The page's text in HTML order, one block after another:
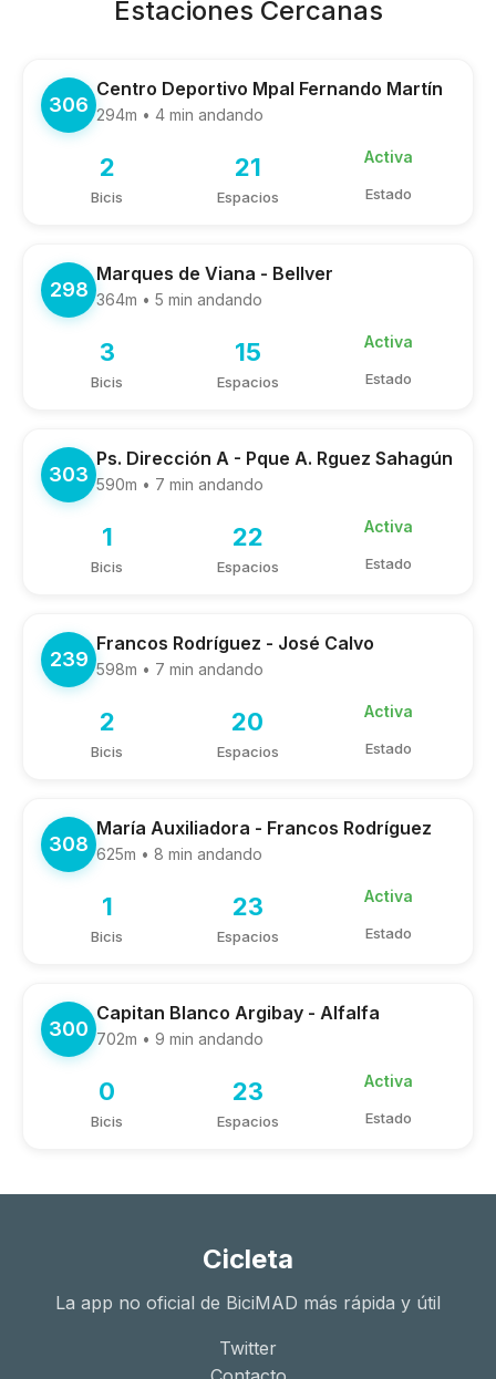
Estaciones Cercanas
306
Centro Deportivo Mpal Fernando Martín
294m • 4 min andando
2
Bicis
21
Espacios
Activa
Estado
298
Marques de Viana - Bellver
364m • 5 min andando
3
Bicis
15
Espacios
Activa
Estado
303
Ps. Dirección A - Pque A. Rguez Sahagún
590m • 7 min andando
1
Bicis
22
Espacios
Activa
Estado
239
Francos Rodríguez - José Calvo
598m • 7 min andando
2
Bicis
20
Espacios
Activa
Estado
308
María Auxiliadora - Francos Rodríguez
625m • 8 min andando
1
Bicis
23
Espacios
Activa
Estado
300
Capitan Blanco Argibay - Alfalfa
702m • 9 min andando
0
Bicis
23
Espacios
Activa
Estado
Cicleta
La app no oficial de BiciMAD más rápida y útil
Twitter